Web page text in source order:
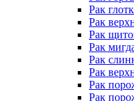
Рак
Рак
Рак
Рак
Рак
Рак
Рак
Рак